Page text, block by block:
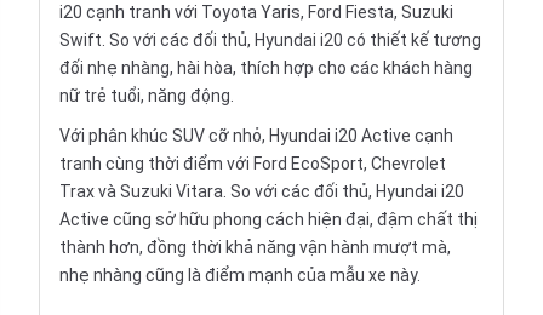
i20 cạnh tranh với Toyota Yaris, Ford Fiesta, Suzuki
Swift . So với các đối thủ, Hyundai i20 có thiết kế tương
đối nhẹ nhàng, hài hòa, thích hợp cho các khách hàng
nữ trẻ tuổi, năng động.
Với phân khúc SUV cỡ nhỏ, Hyundai i20 Active cạnh
tranh cùng thời điểm với Ford EcoSport, Chevrolet
Traxvà Suzuki Vitara . So với các đối thủ, Hyundai i20
Active cũng sở hữu phong cách hiện đại, đậm chất thị
thành hơn, đồng thời khả năng vận hành mượt mà,
nhẹ nhàng cũng là điểm mạnh của mẫu xe này.